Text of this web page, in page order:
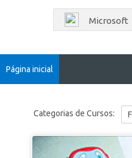
Microsoft
Página inicial
Categorias de Cursos: